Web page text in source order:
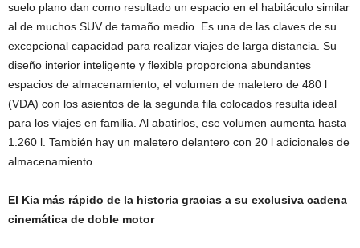
suelo plano dan como resultado un espacio en el habitáculo similar
al de muchos SUV de tamaño medio. Es una de las claves de su
excepcional capacidad para realizar viajes de larga distancia. Su
diseño interior inteligente y flexible proporciona abundantes
espacios de almacenamiento, el volumen de maletero de 480 l
(VDA) con los asientos de la segunda fila colocados resulta ideal
para los viajes en familia. Al abatirlos, ese volumen aumenta hasta
1.260 l. También hay un maletero delantero con 20 l adicionales de
almacenamiento.
El Kia más rápido de la historia gracias a su exclusiva cadena
cinemática de doble motor